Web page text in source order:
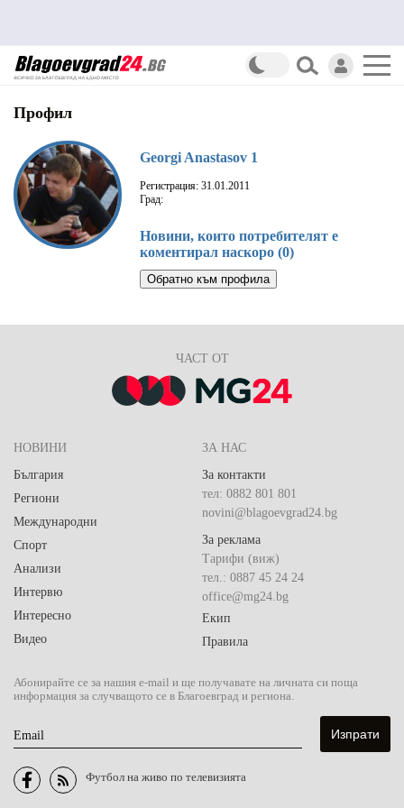
Профил
Georgi Anastasov 1
Регистрация: 31.01.2011
Град:
Новини, които потребителят е
коментирал наскоро (0)
Обратно към профила
ЧАСТ ОТ
НОВИНИ
България
Региони
Международни
Спорт
Анализи
Интервю
Интересно
Видео
ЗА НАС
За контакти
тел: 0882 801 801
novini@blagoevgrad24.bg
За реклама
Тарифи (виж)
тел.: 0887 45 24 24
office@mg24.bg
Екип
Правила
Абонирайте се за нашия e-mail и ще получавате на личната си поща
информация за случващото се в Благоевград и региона.
Email
Футбол на живо по телевизията